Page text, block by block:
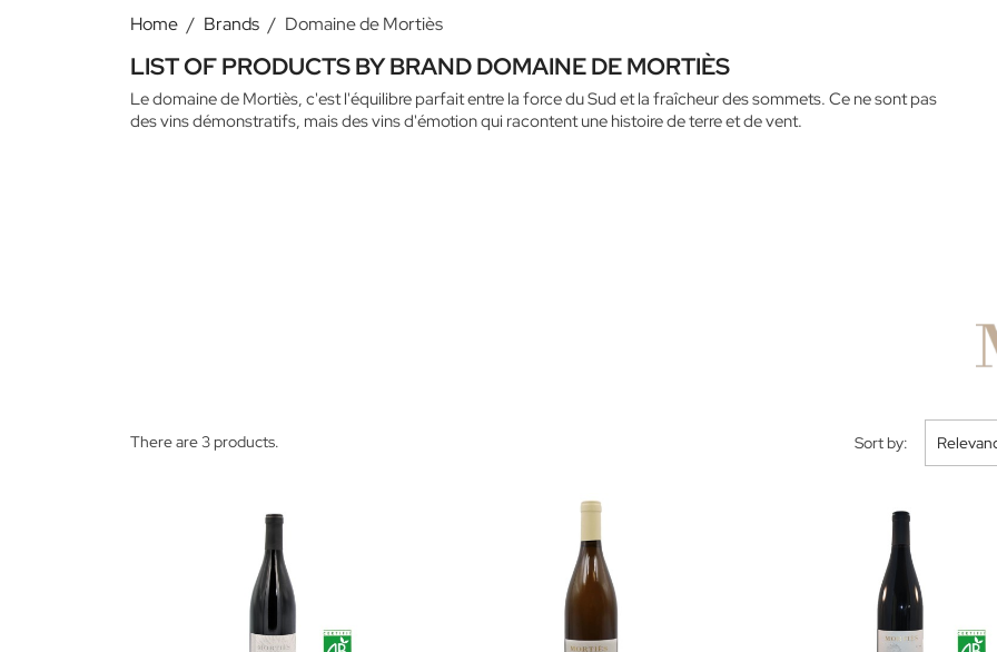
Home Brands Domaine de Mortiès
LIST OF PRODUCTS BY BRAND DOMAINE DE MORTIÈS
Le domaine de Mortiès, c'est l'équilibre parfait entre la force du Sud et la fraîcheur des sommets. Ce ne sont pas
des vins démonstratifs, mais des vins d'émotion qui racontent une histoire de terre et de vent.
There are 3 products. Sort by: